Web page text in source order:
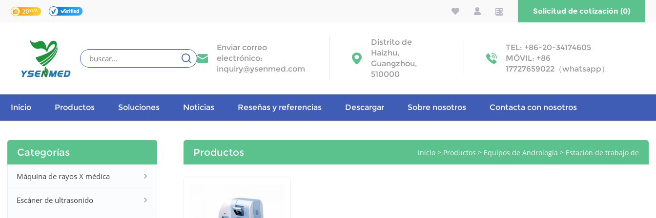
ES Solicitud de cotización (0)
Enviar correo
electrónico:
inquiry@ysenmed.com
Distrito de
Haizhu,
Guangzhou,
510000
TEL: +86-20-34174605
MÓVIL: +86
17727659022（whatsapp）
Inicio Productos Soluciones Noticias Reseñas y referencias Descargar Sobre nosotros Contacta con nosotros
Categorías
Máquina de rayos X médica
Escáner de ultrasonido
Productos Inicio> Productos > Equipos de Andrología > Estación de trabajo de